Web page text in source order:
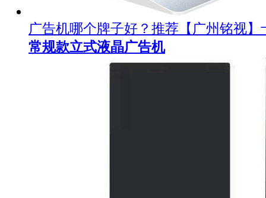
广告机哪个牌子好？推荐【广州铭视
常规款立式液晶广告机